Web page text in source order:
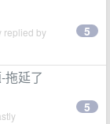
replied by 5
拖延了
5